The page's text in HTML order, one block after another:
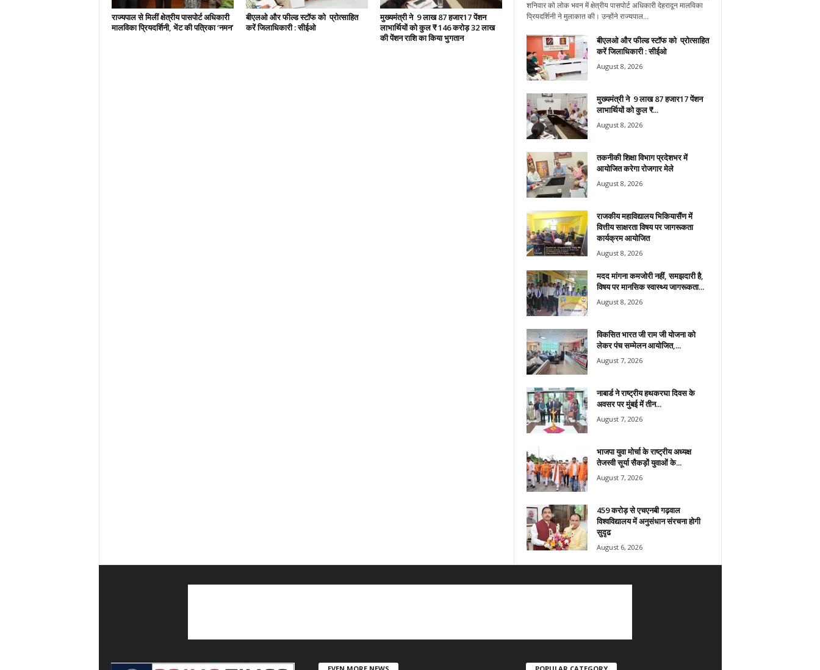
राज्यपाल से मिलीं क्षेत्रीय पासपोर्ट अधिकारी
मालविका प्रियदर्शिनी, भेंट की पत्रिका ‘नमन’
बीएलओ और फील्ड स्टॉफ को प्रोत्साहित
करें जिलाधिकारी : सीईओ
मुख्यमंत्री ने 9 लाख 87 हजार17 पेंशन
लाभार्थियों को कुल ₹ 146 करोड़ 32 लाख
की पेंशन राशि का किया भुगतान
शनिवार को लोक भवन में क्षेत्रीय पासपोर्ट अधिकारी देहरादून मालविका
प्रियदर्शिनी ने मुलाकात की। उन्होंने राज्यपाल...
बीएलओ और फील्ड स्टॉफ को प्रोत्साहित
करें जिलाधिकारी : सीईओ
August 8, 2026
मुख्यमंत्री ने 9 लाख 87 हजार17 पेंशन
लाभार्थियों को कुल ₹...
August 8, 2026
तकनीकी शिक्षा विभाग प्रदेशभर में
आयोजित करेगा रोजगार मेले
August 8, 2026
राजकीय महाविद्यालय भिकियासैंण में
वित्तीय साक्षरता विषय पर जागरूकता
कार्यक्रम आयोजित
August 8, 2026
मदद मांगना कमजोरी नहीं, समझदारी है,
विषय पर मानसिक स्वास्थ्य जागरूकता...
August 8, 2026
विकसित भारत जी राम जी योजना को
लेकर पंच सम्मेलन आयोजित,...
August 7, 2026
नाबार्ड ने राष्ट्रीय हथकरघा दिवस के
अवसर पर मुंबई में तीन...
August 7, 2026
भाजपा युवा मोर्चा के राष्ट्रीय अध्यक्ष
तेजस्वी सूर्या सैकड़ों युवाओं के...
August 7, 2026
459 करोड़ से एचएनबी गढ़वाल
विश्वविद्यालय में अनुसंधान संरचना होगी
सुदृढ
August 6, 2026